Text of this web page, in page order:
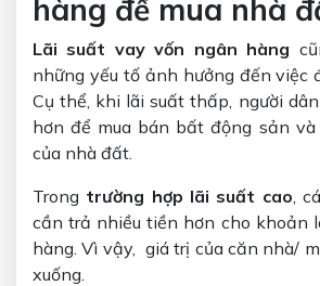
hàng để mua nhà
Lãi suất vay vốn ngân hàng
những yếu tố ảnh hưởng đến việc
Cụ thể, khi lãi suất thấp, người
hơn để mua bán bất động sản
của nhà đất.
Trong trường hợp lãi suất cao,
cần trả nhiều tiền hơn cho khoản
hàng. Vì vậy, giá trị của căn nhà/
xuống.